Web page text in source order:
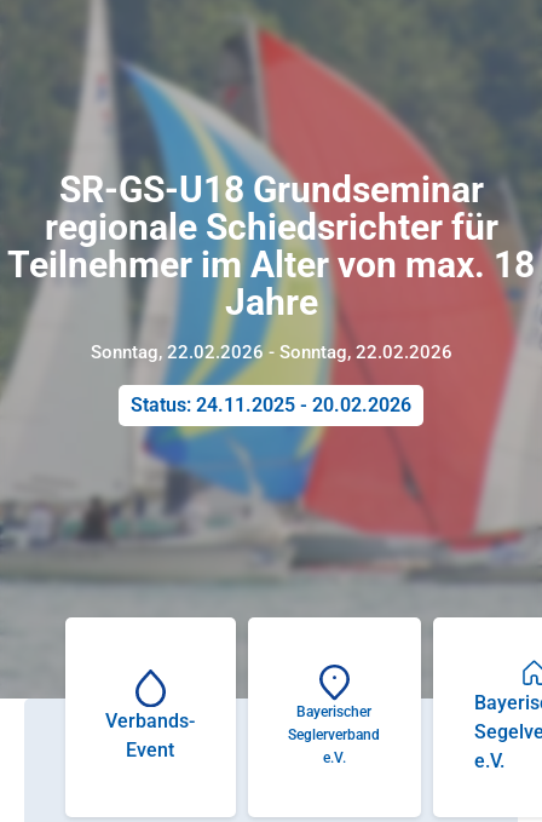
SR-GS-U18 Grundseminar
regionale Schiedsrichter für
Teilnehmer im Alter von max. 18
Jahre
Sonntag, 22.02.2026 - Sonntag, 22.02.2026
Status: 24.11.2025 - 20.02.2026
Verbands-
Event
Bayerischer
Seglerverband
e.V.
e.V.